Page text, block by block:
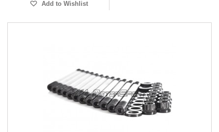
Add to Wishlist